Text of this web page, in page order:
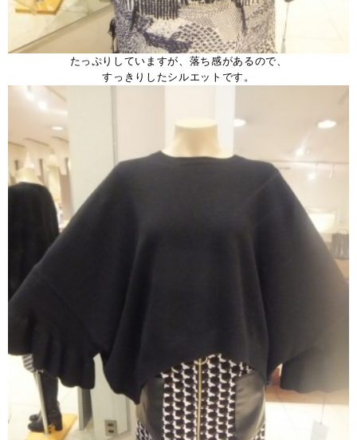
たっぷりしていますが、落ち感があるので、
すっきりしたシルエットです。